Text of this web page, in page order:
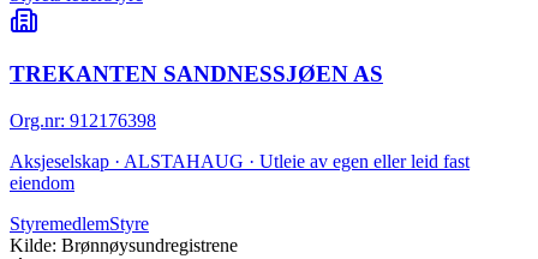
TREKANTEN SANDNESSJØEN AS
Org.nr: 912176398
Aksjeselskap · ALSTAHAUG · Utleie av egen eller leid fast
eiendom
StyremedlemStyre
Kilde: Brønnøysundregistrene